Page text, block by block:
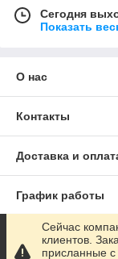
Сегодня
Показать
О нас
Контакты
Доставка и
График работы
Полная версия
Сейчас
клиентов.
присланные